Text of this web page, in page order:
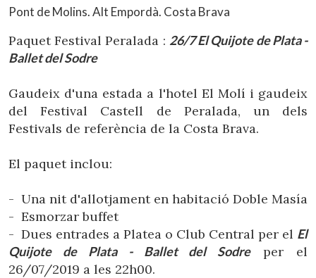
Contacte La meva reserva
CA
Pont de Molins. Alt Empordà. Costa Brava
Paquet Festival Peralada : 26/7 El Quijote de Plata -
Ballet del Sodre
Gaudeix d'una estada a l'hotel El Molí i gaudeix
del Festival Castell de Peralada, un dels
Festivals de referència de la Costa Brava.
El paquet inclou:
- Una nit d'allotjament en habitació Doble Masía
- Esmorzar buffet
- Dues entrades a Platea o Club Central per el El
Quijote de Plata - Ballet del Sodreper el
26/07/2019 a les 22h00.